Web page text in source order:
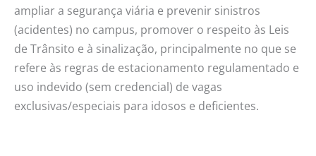
ampliar a segurança viária e prevenir sinistros
(acidentes) no campus, promover o respeito às Leis
de Trânsito e à sinalização, principalmente no que se
refere às regras de estacionamento regulamentado e
uso indevido (sem credencial) de vagas
exclusivas/especiais para idosos e deficientes.